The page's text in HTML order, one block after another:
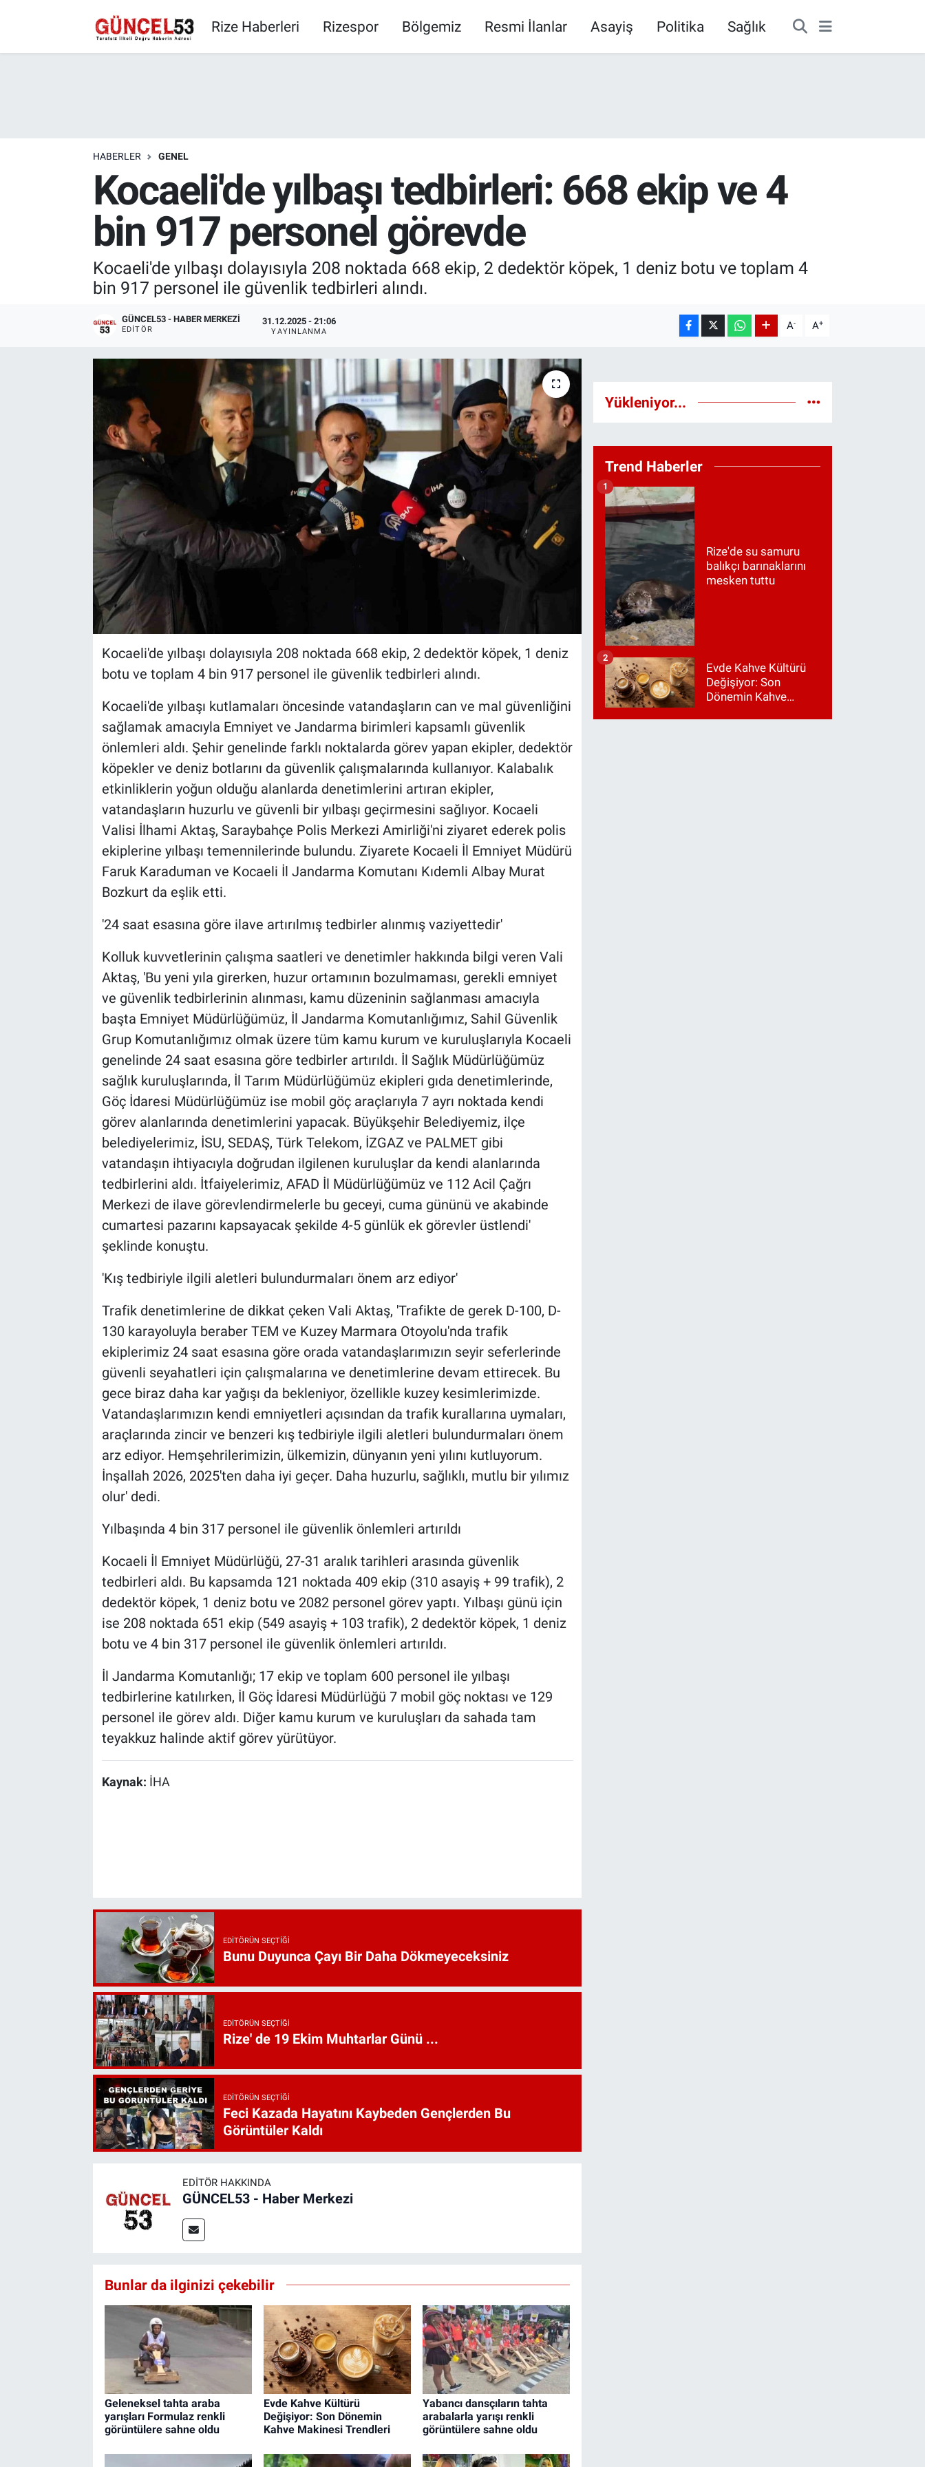
Rize Haberleri Rizespor Bölgemiz Resmi İlanlar Asayiş Politika Sağlık
HABERLER GENEL
Kocaeli'de yılbaşı tedbirleri: 668 ekip ve 4
bin 917 personel görevde
Kocaeli'de yılbaşı dolayısıyla 208 noktada 668 ekip, 2 dedektör köpek, 1 deniz botu ve toplam 4
bin 917 personel ile güvenlik tedbirleri alındı.
GÜNCEL53 - HABER MERKEZI
EDITÖR
31.12.2025 - 21:06
YAYINLANMA A- A+
Kocaeli'de yılbaşı dolayısıyla 208 noktada 668 ekip, 2 dedektör köpek, 1 deniz
botu ve toplam 4 bin 917 personel ile güvenlik tedbirleri alındı.
Kocaeli'de yılbaşı kutlamaları öncesinde vatandaşların can ve mal güvenliğini
sağlamak amacıyla Emniyet ve Jandarma birimleri kapsamlı güvenlik
önlemleri aldı. Şehir genelinde farklı noktalarda görev yapan ekipler, dedektör
köpekler ve deniz botlarını da güvenlik çalışmalarında kullanıyor. Kalabalık
etkinliklerin yoğun olduğu alanlarda denetimlerini artıran ekipler,
vatandaşların huzurlu ve güvenli bir yılbaşı geçirmesini sağlıyor. Kocaeli
Valisi İlhami Aktaş, Saraybahçe Polis Merkezi Amirliği'ni ziyaret ederek polis
ekiplerine yılbaşı temennilerinde bulundu. Ziyarete Kocaeli İl Emniyet Müdürü
Faruk Karaduman ve Kocaeli İl Jandarma Komutanı Kıdemli Albay Murat
Bozkurt da eşlik etti.
'24 saat esasına göre ilave artırılmış tedbirler alınmış vaziyettedir'
Kolluk kuvvetlerinin çalışma saatleri ve denetimler hakkında bilgi veren Vali
Aktaş, 'Bu yeni yıla girerken, huzur ortamının bozulmaması, gerekli emniyet
ve güvenlik tedbirlerinin alınması, kamu düzeninin sağlanması amacıyla
başta Emniyet Müdürlüğümüz, İl Jandarma Komutanlığımız, Sahil Güvenlik
Grup Komutanlığımız olmak üzere tüm kamu kurum ve kuruluşlarıyla Kocaeli
genelinde 24 saat esasına göre tedbirler artırıldı. İl Sağlık Müdürlüğümüz
sağlık kuruluşlarında, İl Tarım Müdürlüğümüz ekipleri gıda denetimlerinde,
Göç İdaresi Müdürlüğümüz ise mobil göç araçlarıyla 7 ayrı noktada kendi
görev alanlarında denetimlerini yapacak. Büyükşehir Belediyemiz, ilçe
belediyelerimiz, İSU, SEDAŞ, Türk Telekom, İZGAZ ve PALMET gibi
vatandaşın ihtiyacıyla doğrudan ilgilenen kuruluşlar da kendi alanlarında
tedbirlerini aldı. İtfaiyelerimiz, AFAD İl Müdürlüğümüz ve 112 Acil Çağrı
Merkezi de ilave görevlendirmelerle bu geceyi, cuma gününü ve akabinde
cumartesi pazarını kapsayacak şekilde 4-5 günlük ek görevler üstlendi'
şeklinde konuştu.
'Kış tedbiriyle ilgili aletleri bulundurmaları önem arz ediyor'
Trafik denetimlerine de dikkat çeken Vali Aktaş, 'Trafikte de gerek D-100, D-
130 karayoluyla beraber TEM ve Kuzey Marmara Otoyolu'nda trafik
ekiplerimiz 24 saat esasına göre orada vatandaşlarımızın seyir seferlerinde
güvenli seyahatleri için çalışmalarına ve denetimlerine devam ettirecek. Bu
gece biraz daha kar yağışı da bekleniyor, özellikle kuzey kesimlerimizde.
Vatandaşlarımızın kendi emniyetleri açısından da trafik kurallarına uymaları,
araçlarında zincir ve benzeri kış tedbiriyle ilgili aletleri bulundurmaları önem
arz ediyor. Hemşehrilerimizin, ülkemizin, dünyanın yeni yılını kutluyorum.
İnşallah 2026, 2025'ten daha iyi geçer. Daha huzurlu, sağlıklı, mutlu bir yılımız
olur' dedi.
Yılbaşında 4 bin 317 personel ile güvenlik önlemleri artırıldı
Kocaeli İl Emniyet Müdürlüğü, 27-31 aralık tarihleri arasında güvenlik
tedbirleri aldı. Bu kapsamda 121 noktada 409 ekip (310 asayiş + 99 trafik), 2
dedektör köpek, 1 deniz botu ve 2082 personel görev yaptı. Yılbaşı günü için
ise 208 noktada 651 ekip (549 asayiş + 103 trafik), 2 dedektör köpek, 1 deniz
botu ve 4 bin 317 personel ile güvenlik önlemleri artırıldı.
İl Jandarma Komutanlığı; 17 ekip ve toplam 600 personel ile yılbaşı
tedbirlerine katılırken, İl Göç İdaresi Müdürlüğü 7 mobil göç noktası ve 129
personel ile görev aldı. Diğer kamu kurum ve kuruluşları da sahada tam
teyakkuz halinde aktif görev yürütüyor.
Kaynak: İHA
EDITÖRÜN SEÇTIĞI
Bunu Duyunca Çayı Bir Daha Dökmeyeceksiniz
EDITÖRÜN SEÇTIĞI
Rize' de 19 Ekim Muhtarlar Günü ...
EDITÖRÜN SEÇTIĞI
Feci Kazada Hayatını Kaybeden Gençlerden Bu
Görüntüler Kaldı
EDITÖR HAKKINDA
GÜNCEL53 - Haber Merkezi
Bunlar da ilginizi çekebilir
Geleneksel tahta araba
yarışları Formulaz renkli
görüntülere sahne oldu
Evde Kahve Kültürü
Değişiyor: Son Dönemin
Kahve Makinesi Trendleri
Yabancı dansçıların tahta
arabalarla yarışı renkli
görüntülere sahne oldu
Yükleniyor...
Trend Haberler
Rize'de su samuru
balıkçı barınaklarını
mesken tuttu
1
Evde Kahve Kültürü
Değişiyor: Son
Dönemin Kahve
2